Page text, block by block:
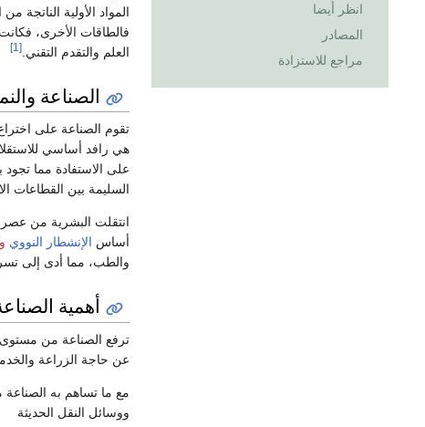
انظر أيضا
المصادر
مراجع للاستزادة
المواد الأولية الناتجة
فالطاقات الأخرى، فكانت
العلم والتقدم التقني. [1]
الصناعة
تقوم الصناعة على
هي رافد أساسي
على الاستفادة مما
السليمة بين القطاعات
انتقلت البشرية من عصر
أساس الإنشطار النووي
والطب، مما أدى إلى
أهمية
ترفع الصناعة من مستوى
عن حاجة الزراعة
مع ما تساهم به الصناعة
ووسائل النقل الحديثة